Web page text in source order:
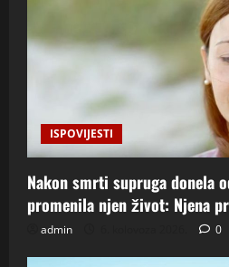
ISPOVIJESTI
Nakon smrti supruga donela
promenila njen život: Njena
admin 0